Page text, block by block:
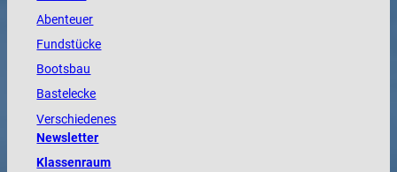
Abenteuer
Fundstücke
Bootsbau
Bastelecke
Verschiedenes
Newsletter
Klassenraum